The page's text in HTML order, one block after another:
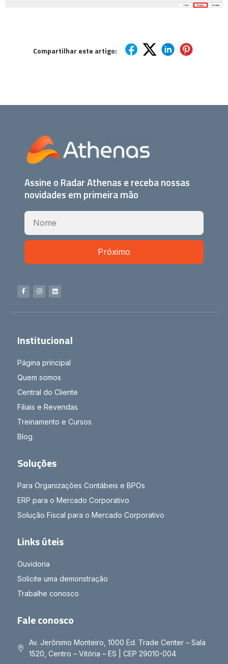
Compartilhar este artigo:
Assine o Radar Athenas e receba nossas
novidades em primeira mão
Próximo
Institucional
Página principal
Quem somos
Central do Cliente
Filiais e Revendas
Treinamento e Cursos
Blog
Soluções
Para Organizações Contábeis e BPOs
ERP para o Mercado Corporativo
Solução Fiscal para o Mercado Corporativo
Links úteis
Ouvidoria
Solicite uma demonstração
Trabalhe conosco
Fale conosco
Av. Jerônimo Monteiro, 1000 Ed. Trade Center – Sala
1520, Centro – Vitória – ES | CEP 29010-004